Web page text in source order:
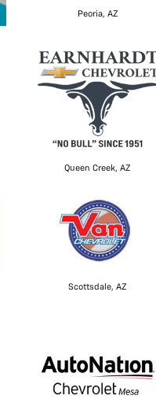
Peoria, AZ
Queen Creek, AZ
Scottsdale, AZ